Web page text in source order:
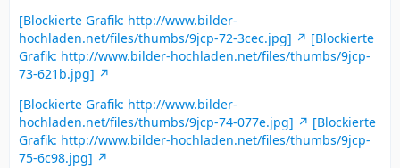
[Blockierte Grafik: http://www.bilder-
hochladen.net/files/thumbs/9jcp-72-3cec.jpg]
[Blockierte
Grafik: http://www.bilder-hochladen.net/files/thumbs/9jcp-
73-621b.jpg]
[Blockierte Grafik: http://www.bilder-
hochladen.net/files/thumbs/9jcp-74-077e.jpg]
[Blockierte
Grafik: http://www.bilder-hochladen.net/files/thumbs/9jcp-
75-6c98.jpg]